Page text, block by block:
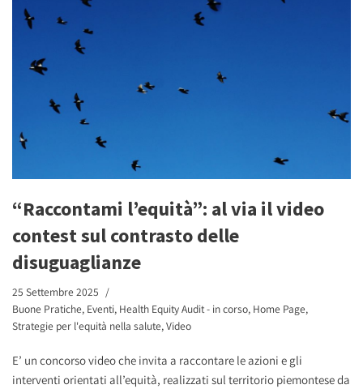
“Raccontami l’equità”: al via il video
contest sul contrasto delle
disuguaglianze
25 Settembre 2025
Buone Pratiche, Eventi, Health Equity Audit - in corso, Home Page,
Strategie per l'equità nella salute,Video
E’ un concorso video che invita a raccontare le azioni e gli
interventi orientati all’equità, realizzati sul territorio piemontese da